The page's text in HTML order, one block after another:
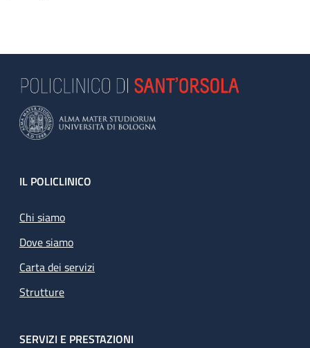
Footer
IL POLICLINICO
Chi siamo
Dove siamo
Carta dei servizi
Strutture
SERVIZI E PRESTAZIONI